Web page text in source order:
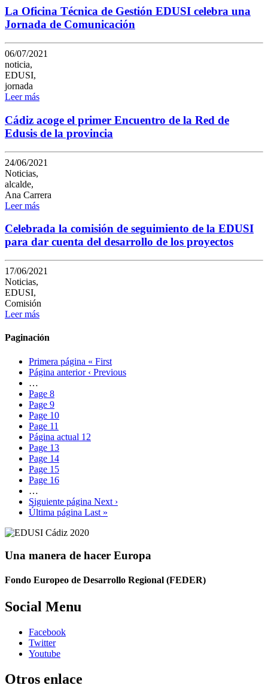
La Oficina Técnica de Gestión EDUSI celebra una
Jornada de Comunicación
06/07/2021
noticia,
EDUSI,
jornada
Leer más
Cádiz acoge el primer Encuentro de la Red de
Edusis de la provincia
24/06/2021
Noticias,
alcalde,
Ana Carrera
Leer más
Celebrada la comisión de seguimiento de la EDUSI
para dar cuenta del desarrollo de los proyectos
17/06/2021
Noticias,
EDUSI,
Comisión
Leer más
Paginación
Primera página « First
Página anterior ‹ Previous
…
Page 8
Page 9
Page 10
Page 11
Página actual 12
Page 13
Page 14
Page 15
Page 16
…
Siguiente página Next ›
Última página Last »
Una manera de hacer Europa
Fondo Europeo de Desarrollo Regional (FEDER)
Social Menu
Facebook
Twitter
Youtube
Otros enlace